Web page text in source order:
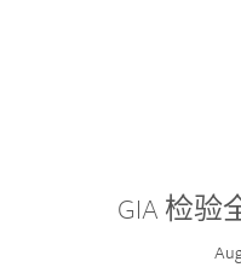
GIA 检验